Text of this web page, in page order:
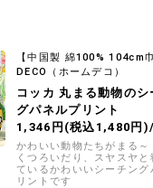
【中国製 綿100% 104cm
DECO（ホームデコ）
コッカ 丸まる動物のシ
グパネルプリント
1,346円(税込1,480円
かわいい動物たちがまる～
くつろいだり、スヤスヤと
ているかわいいシーチング
リントです